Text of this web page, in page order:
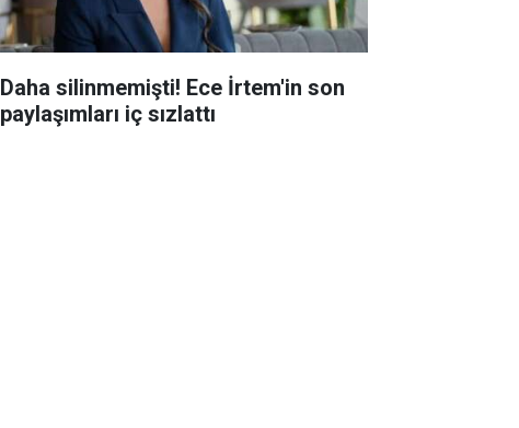
Daha silinmemişti! Ece İrtem'in son
paylaşımları iç sızlattı